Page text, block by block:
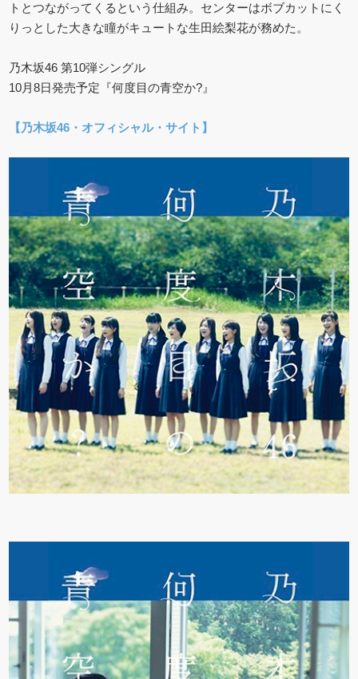
トとつながってくるという仕組み。センターはボブカットにく
りっとした大きな瞳がキュートな生田絵梨花が務めた。
乃木坂46 第10弾シングル
10月8日発売予定『何度目の青空か?』
【乃木坂46・オフィシャル・サイト】